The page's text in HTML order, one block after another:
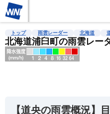
雨雲レーダー 台風情報 地震
トップ 雨雲レーダー 北海道
北海道浦臼町の雨雲レー
【道央の雨雲概況】